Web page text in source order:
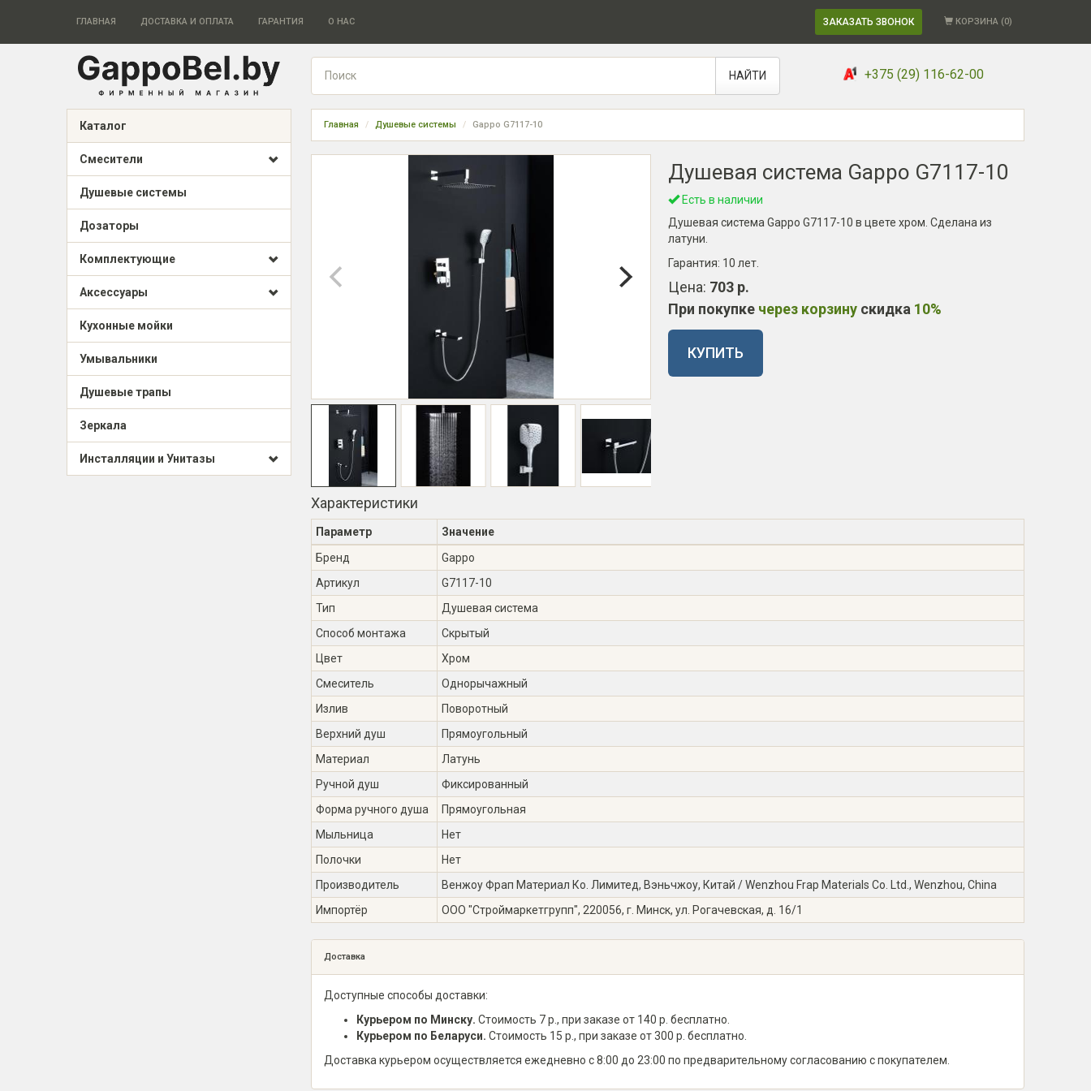
ГЛАВНАЯ ДОСТАВКА И ОПЛАТА ГАРАНТИЯ О НАС ЗАКАЗАТЬ ЗВОНОК КОРЗИНА (0)
НАЙТИ +375 (29) 116-62-00
Каталог
Смесители
Душевые системы
Дозаторы
Комплектующие
Аксессуары
Кухонные мойки
Умывальники
Душевые трапы
Зеркала
Инсталляции и Унитазы
Главная Душевые системы Gappo G7117-10
Душевая система Gappo G7117-10
Есть в наличии
Душевая система Gappo G7117-10 в цвете хром. Сделана из
латуни.
Гарантия: 10 лет.
Цена: 703 р.
При покупке через корзинускидка 10%
КУПИТЬ
Характеристики
Параметр
Значение
Бренд
Gappo
Артикул
G7117-10
Тип
Душевая система
Способ монтажа
Скрытый
Цвет
Хром
Смеситель
Однорычажный
Излив
Поворотный
Верхний душ
Прямоугольный
Материал
Латунь
Ручной душ
Фиксированный
Форма ручного душа
Прямоугольная
Мыльница
Нет
Полочки
Нет
Производитель
Венжоу Фрап Материал Ко. Лимитед, Вэньчжоу, Китай / Wenzhou Frap Materials Co. Ltd., Wenzhou, China
Импортёр
ООО "Строймаркетгрупп", 220056, г. Минск, ул. Рогачевская, д. 16/1
Доставка
Доступные способы доставки:
Курьером по Минску. Стоимость 7 р., при заказе от 140 р. бесплатно.
Курьером по Беларуси. Стоимость 15 р., при заказе от 300 р. бесплатно.
Доставка курьером осуществляется ежедневно с 8:00 до 23:00 по предварительному согласованию с покупателем.